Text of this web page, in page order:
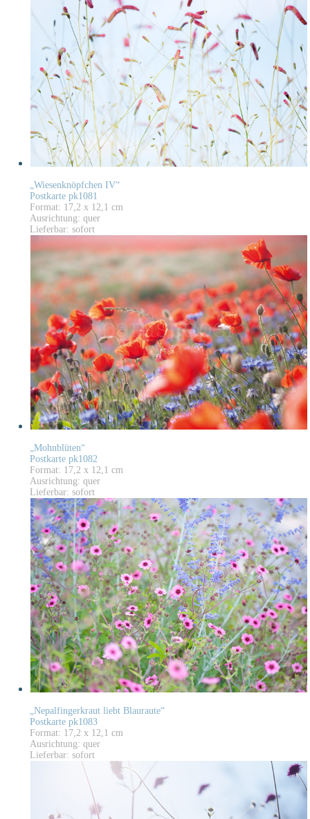
„Wiesenknöpfchen IV“
Postkarte pk1081
Format: 17,2 x 12,1 cm
Ausrichtung: quer
Lieferbar: sofort
„Mohnblüten“
Postkarte pk1082
Format: 17,2 x 12,1 cm
Ausrichtung: quer
Lieferbar: sofort
„Nepalfingerkraut liebt Blauraute“
Postkarte pk1083
Format: 17,2 x 12,1 cm
Ausrichtung: quer
Lieferbar: sofort